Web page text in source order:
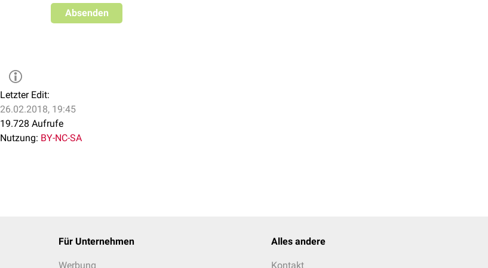
Absenden
Letzter Edit:
26.02.2018, 19:45
19.728 Aufrufe
Nutzung: BY-NC-SA
Für Unternehmen
Werbung
Alles andere
Kontakt